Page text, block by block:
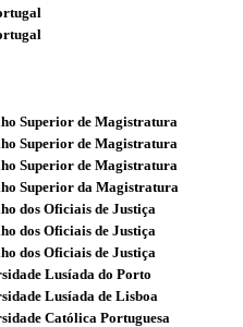
Superior de Magistratura
Superior de Magistratura
Superior de Magistratura
Superior da Magistratura
dos Oficiais de Justiça
dos Oficiais de Justiça
dos Oficiais de Justiça
Lusíada do Porto
Lusíada de Lisboa
Católica Portuguesa